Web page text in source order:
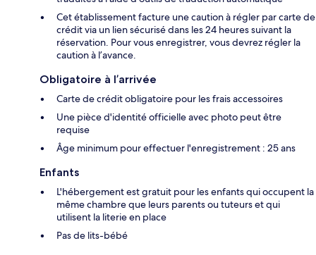
Cet établissement facture une caution à régler par carte de
crédit via un lien sécurisé dans les 24 heures suivant la
réservation. Pour vous enregistrer, vous devrez régler la
caution à l’avance.
Obligatoire à l’arrivée
Carte de crédit obligatoire pour les frais accessoires
Une pièce d'identité officielle avec photo peut être
requise
Âge minimum pour effectuer l'enregistrement : 25 ans
Enfants
L'hébergement est gratuit pour les enfants qui occupent la
même chambre que leurs parents ou tuteurs et qui
utilisent la literie en place
Pas de lits-bébé